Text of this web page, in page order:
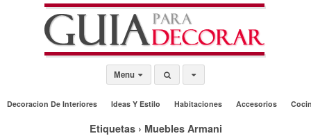
Menu
Decoracion De Interiores Ideas Y Estilo Habitaciones Accesorios
Etiquetas › Muebles Armani